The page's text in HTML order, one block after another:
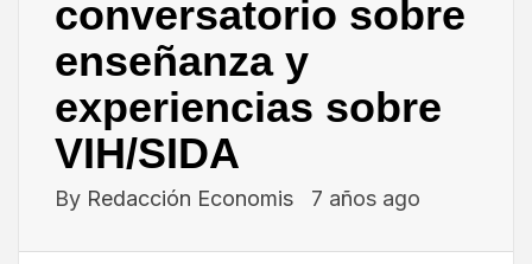
conversatorio sobre
enseñanza y
experiencias sobre
VIH/SIDA
By Redacción Economis 7 años ago